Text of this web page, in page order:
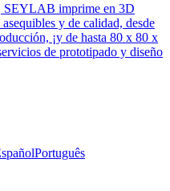
SEYLAB imprime en 3D
y de calidad, desde
¡y de hasta 80 x 80 x
de prototipado y diseño
Português